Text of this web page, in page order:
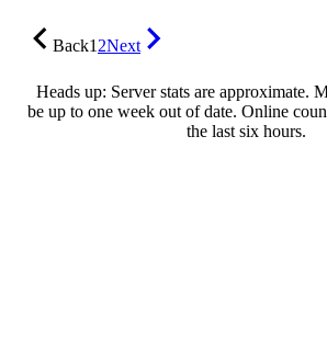
Back12Next
Heads up: Server stats are approximate.
be up to one week out of date. Online
the last six hours.